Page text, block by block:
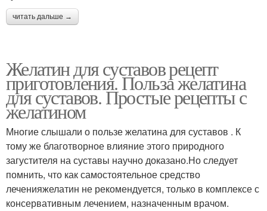
читать дальше →
Желатин для суставов рецепт
приготовления. Польза желатина
для суставов. Простые рецепты с
желатином
Многие слышали о пользе желатина для суставов . К
тому же благотворное влияние этого природного
загустителя на суставы научно доказано.Но следует
помнить, что как самостоятельное средство
леченияжелатин не рекомендуется, только в комплексе с
консервативным лечением, назначенным врачом.